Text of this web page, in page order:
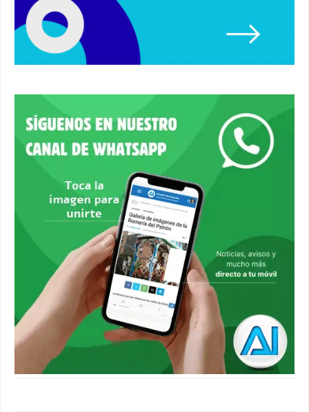
Primer premio de casetas 2026.
#alcaladeguadaira #ferias